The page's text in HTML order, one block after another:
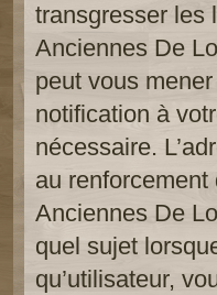
transgresser les
Anciennes De
peut vous
notification à
nécessaire.
au
Anciennes De
quel sujet
qu’utilisateur,